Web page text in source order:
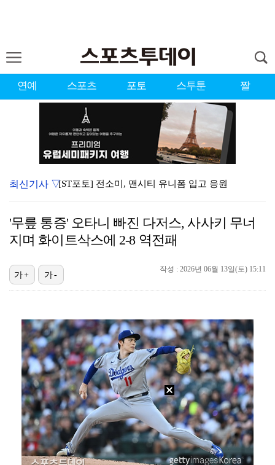
연예 스포츠 포토 스투툰 짤
[ST포토] 전소미, 맨시티 유니폼 입고 응원
[ST포토] 리센느 원이, 성공한 거제소녀
[ST포토] 리센느 원이, '안녕~'
[ST포토] 리센느, 쿠팡시리즈 하프타임 공연
[ST포토] 리센느, 맨시티 경기 하프공연
[ST포토] 리센느 원이, '오늘 좋네~'
최신기사 ▽
'무릎 통증' 오타니 빠진 다저스, 사사키 무너
지며 화이트삭스에 2-8 역전패
작성 : 2026년 06월 13일(토) 15:11
가+ 가-